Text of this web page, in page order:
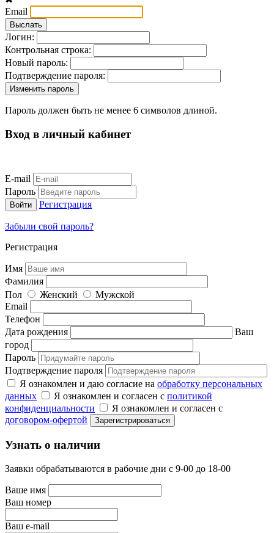
Email
Логин:
Контрольная строка:
Новый пароль:
Подтверждение пароля:
Пароль должен быть не менее 6 символов длиной.
Вход в личный кабинет
E-mail
Пароль
Регистрация
Забыли свой пароль?
Регистрация
Имя
Фамилия
Пол
Женский
Мужской
Email
Телефон
Дата рождения
Ваш
город
Пароль
Подтверждение пароля
Я ознакомлен и даю согласие на обработку персональных
данных
Я ознакомлен и согласен с политикой
конфиденциальности
Я ознакомлен и согласен с
договором-офертой
Узнать о наличии
Заявки обрабатываются в рабочие дни с 9-00 до 18-00
Ваше имя
Ваш номер
Ваш e-mail